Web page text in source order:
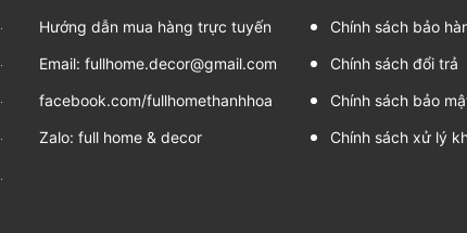
Bình Phú Quý trong phòng làm việc
Hướng dẫn mua hàng trực tuyến
Email: fullhome.decor@gmail.com
facebook.com/fullhomethanhhoa
Zalo: full home & decor
Chính sách bảo
Chính sách đổi trả
Chính sách bảo
Chính sách xử lý